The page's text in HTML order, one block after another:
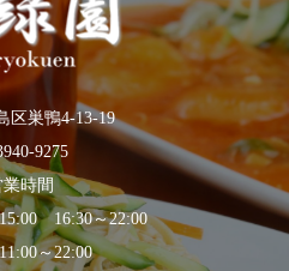
区巣鴨4-13-19
9275
業時間
16:30～22:00
～22:00